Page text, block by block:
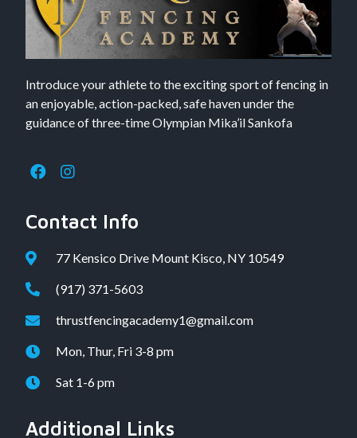
Introduce your athlete to the exciting sport of fencing in
an enjoyable, action-packed, safe haven under the
guidance of three-time Olympian Mika’il Sankofa
Contact Info
77 Kensico Drive Mount Kisco, NY 10549
(917) 371-5603
thrustfencingacademy1@gmail.com
Mon, Thur, Fri 3-8 pm
Sat 1-6 pm
Additional Links